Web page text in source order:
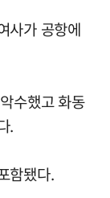
사가 공항에
수했고 화동
.
함됐다.